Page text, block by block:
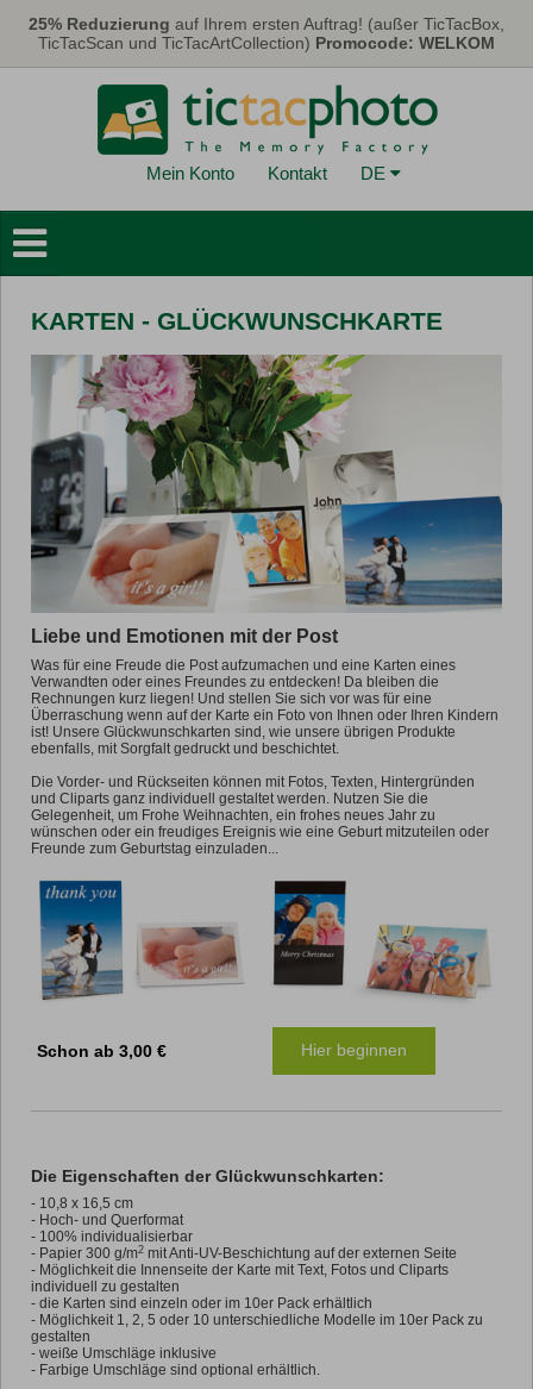
25% Reduzierung auf Ihrem ersten Auftrag! (außer TicTacBox,
TicTacScan und TicTacArtCollection) Promocode: WELKOM
Mein Konto Kontakt DE
Wanddekoration
Kalender
Karten
Fotos
FotoGeschenke
Promo
KARTEN - GLÜCKWUNSCHKARTE
Liebe und Emotionen mit der Post
Was für eine Freude die Post aufzumachen und eine Karten eines
Verwandten oder eines Freundes zu entdecken! Da bleiben die
Rechnungen kurz liegen! Und stellen Sie sich vor was für eine
Überraschung wenn auf der Karte ein Foto von Ihnen oder Ihren Kindern
ist! Unsere Glückwunschkarten sind, wie unsere übrigen Produkte
ebenfalls, mit Sorgfalt gedruckt und beschichtet.
Die Vorder- und Rückseiten können mit Fotos, Texten, Hintergründen
und Cliparts ganz individuell gestaltet werden. Nutzen Sie die
Gelegenheit, um Frohe Weihnachten, ein frohes neues Jahr zu
wünschen oder ein freudiges Ereignis wie eine Geburt mitzuteilen oder
Freunde zum Geburtstag einzuladen...
Schon ab 3,00 € Hier beginnen
Die Eigenschaften der Glückwunschkarten:
- 10,8 x 16,5 cm
- Hoch- und Querformat
- 100% individualisierbar
- Papier 300 g/m2 mit Anti-UV-Beschichtung auf der externen Seite
- Möglichkeit die Innenseite der Karte mit Text, Fotos und Cliparts
individuell zu gestalten
- die Karten sind einzeln oder im 10er Pack erhältlich
- Möglichkeit 1, 2, 5 oder 10 unterschiedliche Modelle im 10er Pack zu
gestalten
- weiße Umschläge inklusive
- Farbige Umschläge sind optional erhältlich.